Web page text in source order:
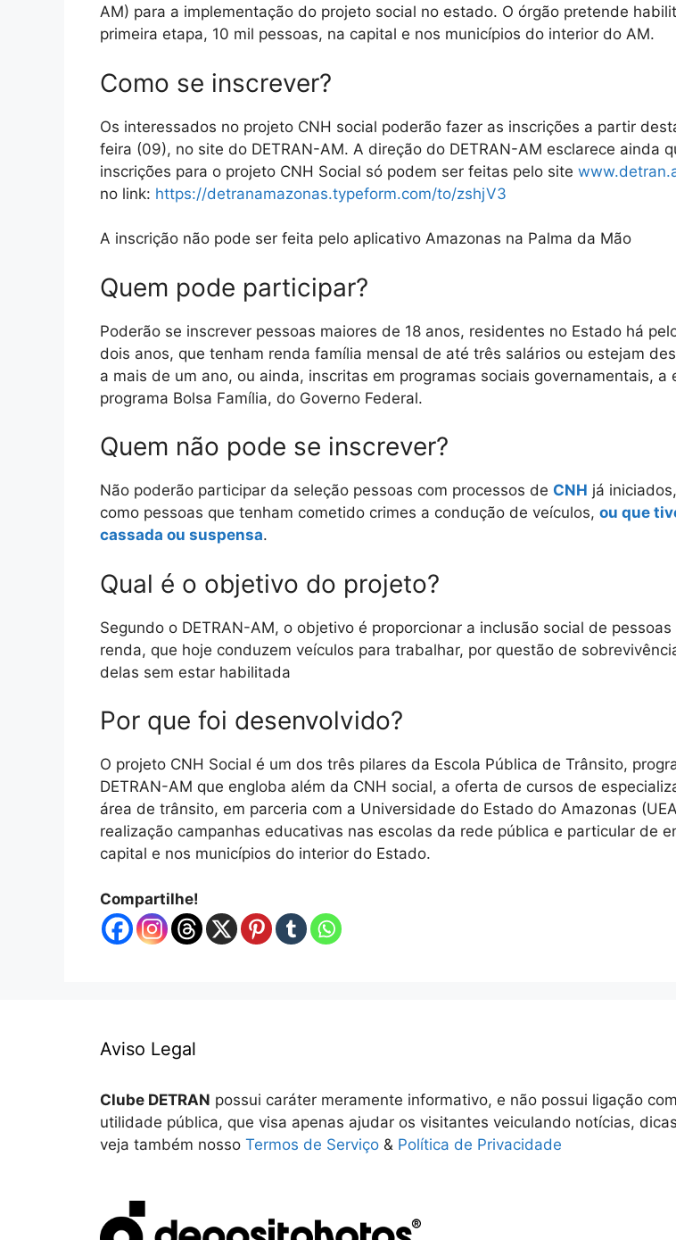
AM) para a implementação do projeto social no estado. O órgão pretende
primeira etapa, 10 mil pessoas, na capital e nos municípios do interior do AM.
Como se inscrever?
Os interessados no projeto CNH social poderão fazer as inscrições a partir
feira (09), no site do DETRAN-AM. A direção do DETRAN-AM esclarece ainda
inscrições para o projeto CNH Social só podem ser feitas pelo site
no link: https://detranamazonas.typeform.com/to/zshjV3
A inscrição não pode ser feita pelo aplicativo Amazonas na Palma da Mão
Quem pode participar?
Poderão se inscrever pessoas maiores de 18 anos, residentes no Estado há
dois anos, que tenham renda família mensal de até três salários ou estejam
a mais de um ano, ou ainda, inscritas em programas sociais governamentais, a
programa Bolsa Família, do Governo Federal.
Quem não pode se inscrever?
Não poderão participar da seleção pessoas com processos de CNH já
como pessoas que tenham cometido crimes a condução de veículos, ou que
cassada ou suspensa.
Qual é o objetivo do projeto?
Segundo o DETRAN-AM, o objetivo é proporcionar a inclusão social de
renda, que hoje conduzem veículos para trabalhar, por questão de
delas sem estar habilitada
Por que foi desenvolvido?
O projeto CNH Social é um dos três pilares da Escola Pública de Trânsito,
DETRAN-AM que engloba além da CNH social, a oferta de cursos de
área de trânsito, em parceria com a Universidade do Estado do Amazonas
realização campanhas educativas nas escolas da rede pública e particular de
capital e nos municípios do interior do Estado.
Compartilhe!
Aviso Legal
Clube DETRAN possui caráter meramente informativo, e não possui ligação
utilidade pública, que visa apenas ajudar os visitantes veiculando notícias,
veja também nosso Termos de Serviço & Política de Privacidade